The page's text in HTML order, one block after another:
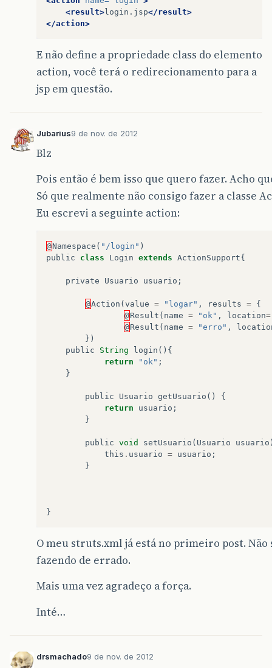
<result> login.jsp</result>
</action>
E não define a propriedade class do elemento
action, você terá o redirecionamento para a
jsp em questão.
Jubarius9 de nov. de 2012
Blz
Pois então é bem isso que quero fazer. Acho
Só que realmente não consigo fazer a classe
Eu escrevi a seguinte action:
@Namespace ( "/login" )
public
class Login extends ActionSupport{
private Usuario usuario ;
@Action ( value = "logar" , results = {
@Result ( name = "ok" , location=
@Result ( name = "erro" ,
})
public
String login (){
return
"ok" ;
}
public Usuario getUsuario ()
{
return
usuario ;
}
public void setUsuario ( Usuario usuario
this . usuario = usuario ;
}
}
O meu struts.xml já está no primeiro post. Não
fazendo de errado.
Mais uma vez agradeço a força.
Inté…
drsmachado9 de nov. de 2012